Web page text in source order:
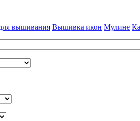
вышивания Вышивка икон Мулине